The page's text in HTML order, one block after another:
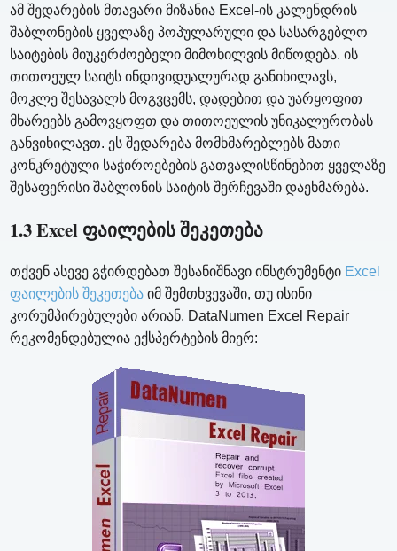
ამ შედარების მთავარი მიზანია Excel-ის კალენდრის
შაბლონების ყველაზე პოპულარული და სასარგებლო
საიტების მიუკერძოებელი მიმოხილვის მიწოდება. ის
თითოეულ საიტს ინდივიდუალურად განიხილავს,
მოკლე შესავალს მოგვცემს, დადებით და უარყოფით
მხარეებს გამოვყოფთ და თითოეულის უნიკალურობას
განვიხილავთ. ეს შედარება მომხმარებლებს მათი
კონკრეტული საჭიროებების გათვალისწინებით ყველაზე
შესაფერისი შაბლონის საიტის შერჩევაში დაეხმარება.
1.3 Excel ფაილების შეკეთება
თქვენ ასევე გჭირდებათ შესანიშნავი ინსტრუმენტი Excel
ფაილების შეკეთება იმ შემთხვევაში, თუ ისინი
კორუმპირებულები არიან. DataNumen Excel Repair
რეკომენდებულია ექსპერტების მიერ: